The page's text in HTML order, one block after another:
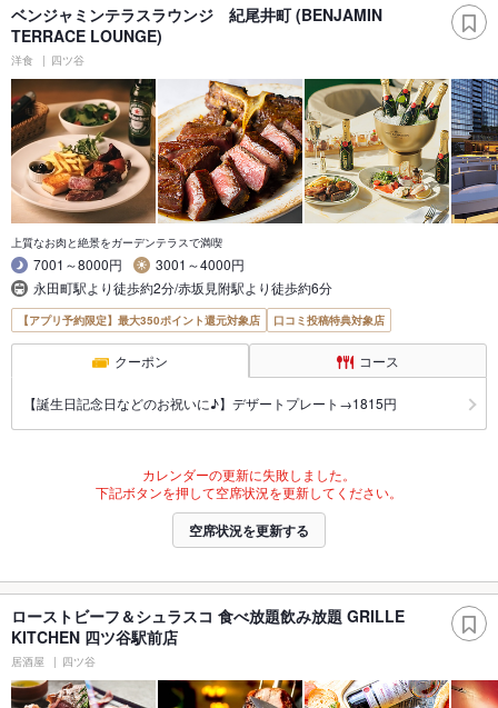
ベンジャミンテラスラウンジ 紀尾井町 (BENJAMIN
TERRACE LOUNGE)
洋食 四ツ谷
上質なお肉と絶景をガーデンテラスで満喫
7001～8000円
3001～4000円
永田町駅より徒歩約2分/赤坂見附駅より徒歩約6分
【アプリ予約限定】最大350ポイント還元対象店 口コミ投稿特典対象店
クーポン コース
【誕生日記念日などのお祝いに♪】デザートプレート→1815円
カレンダーの更新に失敗しました。
下記ボタンを押して空席状況を更新してください。
空席状況を更新する
ローストビーフ＆シュラスコ 食べ放題飲み放題 GRILLE
KITCHEN 四ツ谷駅前店
居酒屋 四ツ谷